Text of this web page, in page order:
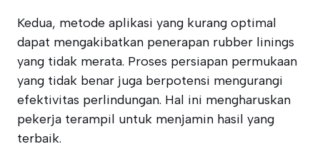
Kedua, metode aplikasi yang kurang optimal
dapat mengakibatkan penerapan rubber linings
yang tidak merata. Proses persiapan permukaan
yang tidak benar juga berpotensi mengurangi
efektivitas perlindungan. Hal ini mengharuskan
pekerja terampil untuk menjamin hasil yang
terbaik.